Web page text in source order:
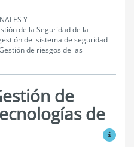
Y
de la Seguridad de la
del sistema de seguridad
de riesgos de las
de
de
Ver